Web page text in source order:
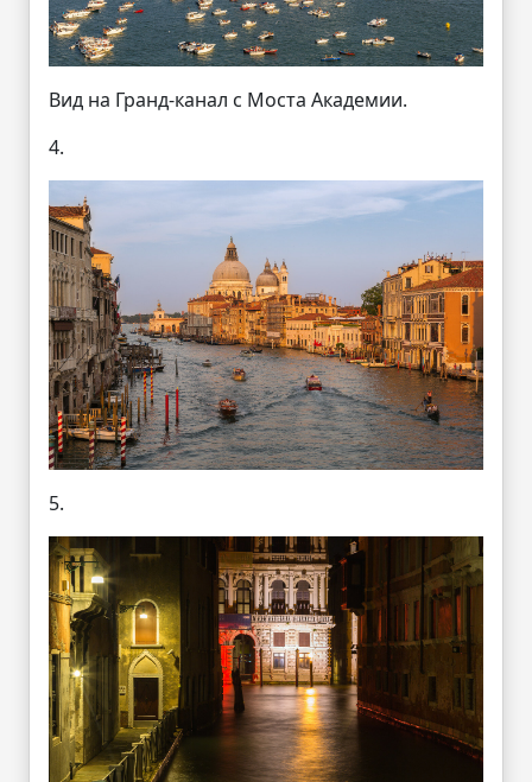
Вид на Гранд-канал с Моста Академии.
4.
5.